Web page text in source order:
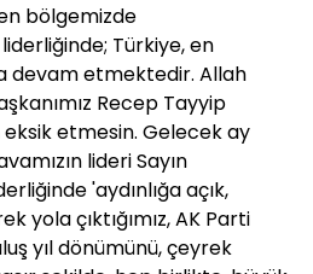
bölgemizde
Türkiye, en
devam etmektedir. Allah
Recep Tayyip
eksik etmesin. Gelecek ay
lideri Sayın
'aydınlığa açık,
yola çıktığımız, AK Parti
yıl dönümünü, çeyrek